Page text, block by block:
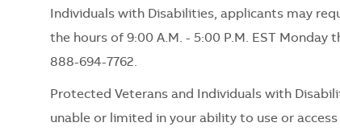
Individuals with Disabilities, applicants may
the hours of 9:00 A.M. - 5:00 P.M. EST Monday
888-694-7762.
Protected Veterans and Individuals with
unable or limited in your ability to use or